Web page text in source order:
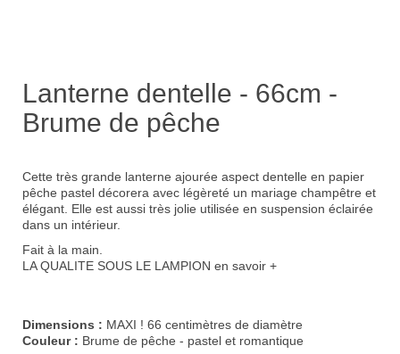
Lanterne dentelle - 66cm -
Brume de pêche
Cette très grande lanterne ajourée aspect dentelle en papier
pêche pastel décorera avec légèreté un mariage champêtre et
élégant . Elle est aussi très jolie utilisée en suspension éclairée
dans un intérieur.
Fait à la main.
LA QUALITE SOUS LE LAMPION en savoir +
Dimensions : MAXI ! 66 centimètres de diamètre
Couleur : Brume de pêche - pastel et romantique